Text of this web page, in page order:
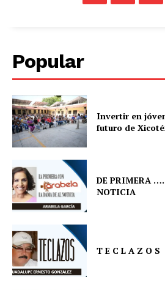
Popular
Invertir en
futuro de
DE PRIMERA
NOTICIA
T E C L A Z O S